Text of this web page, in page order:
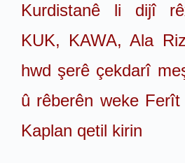
Kurdistanê li dijî
KUK, KAWA, Ala
hwd şerê çekdarî
û rêberên weke
Kaplan qetil kirin